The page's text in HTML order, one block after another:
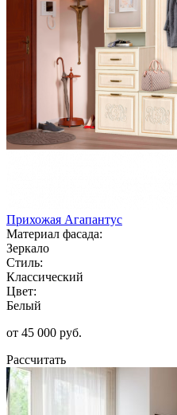
Прихожая Агапантус
Материал фасада:
Зеркало
Стиль:
Классический
Цвет:
Белый
от 45 000 руб.
Рассчитать